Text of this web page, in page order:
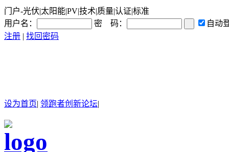
门户-光伏|太阳能|PV|技术|质量|认证|标准
用户名：
密 码：
自动
注册 | 找回密码
设为首页| 领跑者创新论坛|